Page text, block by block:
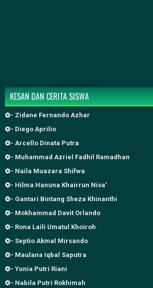
KESAN DAN CERITA SISWA
- Zidane Fernando Azhar
- Diego Aprilio
- Arcello Dinata Putra
- Muhammad Azriel Fadhil Ramadhan
- Naila Muazara Shifwa
- Hilma Hanuna Khairrun Nisa’
- Gantari Bintang Sheza Khinanthi
- Mokhammad Davit Orlando
- Rona Laili Umatul Khoiroh
- Septio Akmal Mirsando
- Maulana Iqbal Saputra
- Yunia Putri Riani
- Nabila Putri Rokhimah